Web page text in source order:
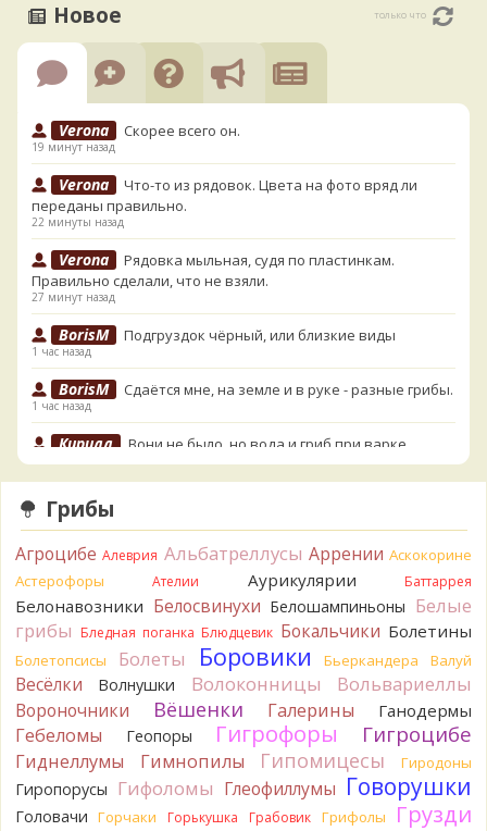
Новое только что
Verona Скорее всего он.
19 минут назад
Verona
Что-то из рядовок. Цвета на фото вряд ли
переданы правильно.
22 минуты назад
Verona
Рядовка мыльная, судя по пластинкам.
Правильно сделали, что не взяли.
27 минут назад
BorisM Подгруздок чёрный, или близкие виды
1 час назад
BorisM Сдаётся мне, на земле и в руке - разные грибы.
1 час назад
Кирилл
Вони не было, но вода и гриб при варке
начали желтеть. Выкинул. Большое спасибо.
3 часа назад
Кирилл
3 часа назад
Tatiana_A
Да. Но они не все безоговорочно
съедобны.
3 часа назад
В следующий раз вырвите его целиком и
разрежьте ножку вертикально. Именно вертикально.
Пожелтение у самого основания - значит, Ш. Желтокожий,
ядовит. Иногда полезно гриб сварить, Желтокожий и еще
несколько ядовитых начинают жутко вонять химией, и
3 часа назад
Кирилл
Спасибо, а можно быть хотя бы уверенным,
что это сыроежки? Полости в ножке нет, но центральная
Грибы
Агроцибе Алеврия Альбатреллусы Аррении Аскокорине
Астерофоры
Ателии Аурикулярии Баттаррея
Белонавозники Белосвинухи Белошампиньоны Белые
грибы Бледная поганка Блюдцевик Бокальчики Болетины
Болетопсисы Болеты Боровики Бьеркандера Валуй
Весёлки Волнушки Волоконницы Вольвариеллы
Вороночники Вёшенки Галерины Ганодермы
Гебеломы Геопоры Гигрофоры Гигроцибе
Гиднеллумы Гимнопилы Гипомицесы Гиродоны
Гиропорусы Гифоломы Глеофиллумы Говорушки
Головачи Горчаки Горькушка Грабовик Грифолы Грузди